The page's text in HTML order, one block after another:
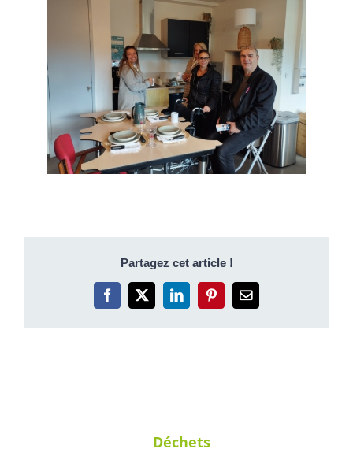
Partagez cet article !
Facebook
X LinkedInPinterestEmail
Déchets